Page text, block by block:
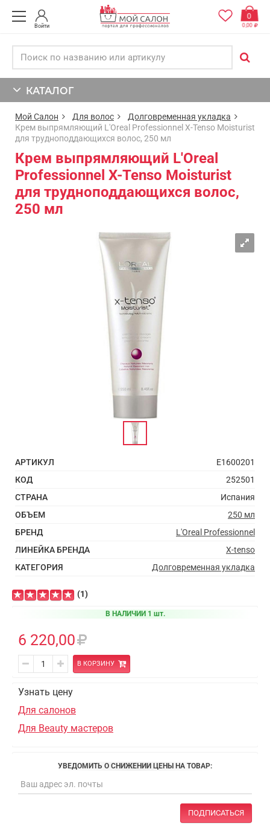
Войти
0
0,00
КАТАЛОГ
Мой Салон Для волос
Долговременная укладка
Крем выпрямляющий L'Oreal Professionnel X-Tenso Moisturist
для трудноподдающихся волос, 250 мл
Крем выпрямляющий L'Oreal
Professionnel X-Tenso Moisturist
для трудноподдающихся волос,
250 мл
АРТИКУЛ
E1600201
КОД
252501
СТРАНА
Испания
ОБЪЕМ
250 мл
БРЕНД
L'Oreal Professionnel
ЛИНЕЙКА БРЕНДА
X-tenso
КАТЕГОРИЯ
Долговременная укладка
(1)
В НАЛИЧИИ 1 шт.
6 220,00
В КОРЗИНУ
Узнать цену
Для салонов
Для Beauty мастеров
УВЕДОМИТЬ О СНИЖЕНИИ ЦЕНЫ НА ТОВАР:
ПОДПИСАТЬСЯ